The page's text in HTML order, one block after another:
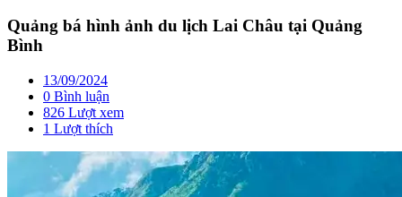
Quảng bá hình ảnh du lịch Lai Châu tại Quảng
Bình
13/09/2024
0 Bình luận
826 Lượt xem
1 Lượt thích